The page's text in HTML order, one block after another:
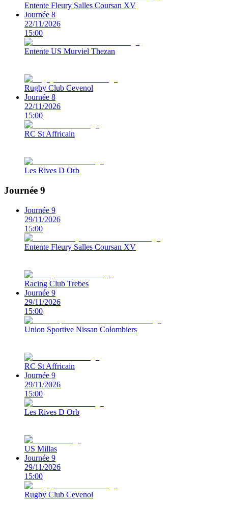
Entente Fleury Salles Coursan XV
Journée 8
22/11/2026
15:00
Entente US Murviel Thezan
Rugby Club Cevenol
Journée 8
22/11/2026
15:00
RC St Affricain
Les Rives D Orb
Journée 9
Journée 9
29/11/2026
15:00
Entente Fleury Salles Coursan XV
Racing Club Trebes
Journée 9
29/11/2026
15:00
Union Sportive Nissan Colombiers
RC St Affricain
Journée 9
29/11/2026
15:00
Les Rives D Orb
US Millas
Journée 9
29/11/2026
15:00
Rugby Club Cevenol